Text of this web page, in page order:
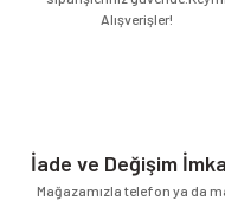
Alışverişler!
İade ve Değişim
Mağazamızla telefon ya da